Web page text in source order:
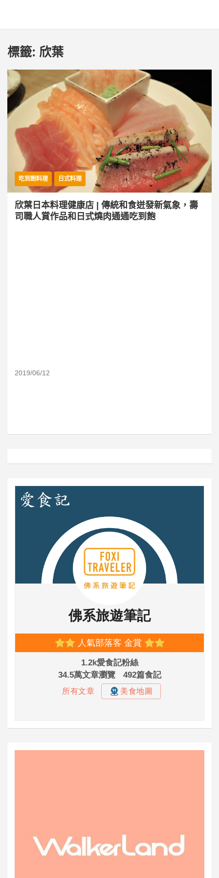
標籤: 欣葉
吃到飽料理 日式料理
欣葉日本料理健康店 | 傳統和食迸發新氣象，壽
司職人賞作品和日式燒肉通通吃到飽
2019/06/12